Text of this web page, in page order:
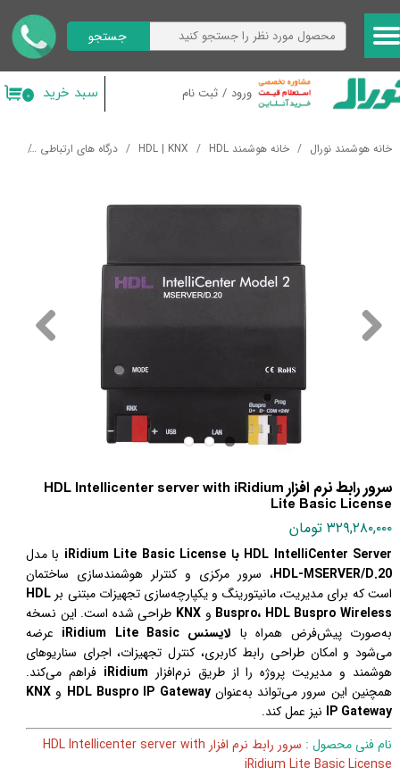
ورود / ثبت نام
حساب کاربری من
تغییر گذر واژه
خروج از حساب کاربری
جستجو
۰ سبد خرید
خانه هوشمند نورال خانه هوشمند HDL HDL | KNX درگاه های ارتباطی
سرور رابط نرم افزار HDL Intellicenter server with iRidium
Lite Basic License
۳۲۹,۲۸۰,۰۰۰ تومان
HDL IntelliCenter Server با iRidium Lite Basic License
با مدل
HDL-MSERVER/D.20، سرور مرکزی و کنترلر هوشمندسازی ساختمان
است که برای مدیریت، مانیتورینگ و یکپارچه‌سازی تجهیزات مبتنی بر HDL
Buspro، HDL Buspro Wireless و KNX طراحی شده است. این نسخه
به‌صورت پیش‌فرض همراه با لایسنس iRidium Lite Basic
عرضه
می‌شود و امکان طراحی رابط کاربری، کنترل تجهیزات، اجرای سناریوهای
هوشمند و مدیریت پروژه را از طریق نرم‌افزار iRidium فراهم می‌کند.
همچنین این سرور می‌تواند به‌عنوانHDL Buspro IP Gateway و KNX
IP Gateway نیز عمل کند.
نام فنی محصول :
سرور رابط نرم افزار HDL Intellicenter server with
iRidium Lite Basic License